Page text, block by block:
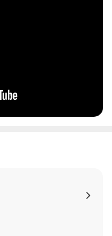
So in late 1969, wh
dead, the locals imme
home, finding friends i
When two young men f
beauty, Kya opens her
happens.